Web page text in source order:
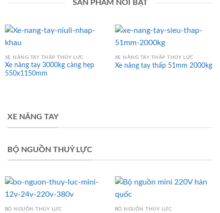
SẢN PHẨM NỔI BẬT
XE NÂNG TAY THẤP THỦY LỰC
Xe nâng tay 3000kg càng hẹp
550x1150mm
XE NÂNG TAY THẤP THỦY LỰC
Xe nâng tay thấp 51mm 2000kg
XE NÂNG TAY
BỘ NGUỒN THUỶ LỰC
BỘ NGUỒN THỦY LỰC BỘ NGUỒN THỦY LỰC